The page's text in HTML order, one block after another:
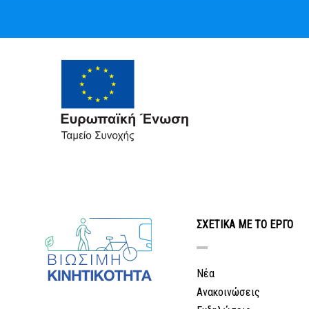
ΣΧΕΤΙΚΑ ΜΕ ΤΟ ΕΡΓΟ
Νέα
Ανακοινώσεις